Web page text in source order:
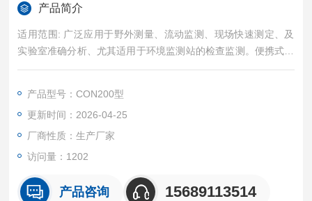
产品简介
适用范围: 广泛应用于野外测量、流动监测、现场快速测定、及
实验室准确分析、尤其适用于环境监测站的检查监测。便携式电
导率仪 大屏幕LCD显示
产品型号：CON200型
更新时间：2026-04-25
厂商性质：生产厂家
访问量：1202
产品咨询 15689113514